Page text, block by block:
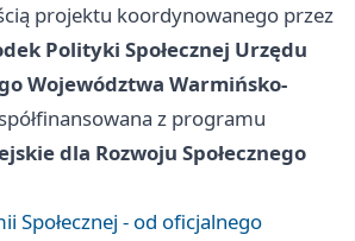
projektu koordynowanego przez
Polityki Społecznej Urzędu
Województwa Warmińsko-
z programu
dla Rozwoju Społecznego
Społecznej - od oficjalnego